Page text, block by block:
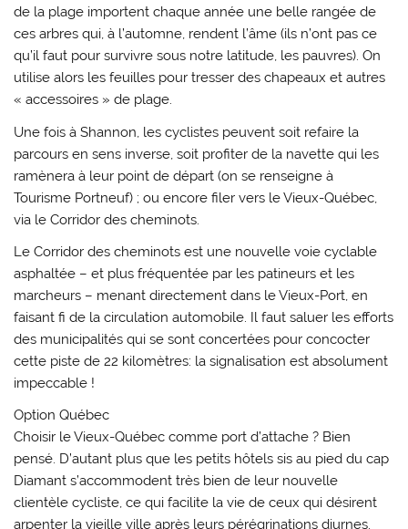
de la plage importent chaque année une belle rangée de
ces arbres qui, à l’automne, rendent l’âme (ils n’ont pas ce
qu’il faut pour survivre sous notre latitude, les pauvres). On
utilise alors les feuilles pour tresser des chapeaux et autres
« accessoires » de plage.
Une fois à Shannon, les cyclistes peuvent soit refaire la
parcours en sens inverse, soit profiter de la navette qui les
ramènera à leur point de départ (on se renseigne à
Tourisme Portneuf) ; ou encore filer vers le Vieux-Québec,
via le Corridor des cheminots.
Le Corridor des cheminots est une nouvelle voie cyclable
asphaltée – et plus fréquentée par les patineurs et les
marcheurs – menant directement dans le Vieux-Port, en
faisant fi de la circulation automobile. Il faut saluer les efforts
des municipalités qui se sont concertées pour concocter
cette piste de 22 kilomètres: la signalisation est absolument
impeccable !
Option Québec
Choisir le Vieux-Québec comme port d’attache ? Bien
pensé. D’autant plus que les petits hôtels sis au pied du cap
Diamant s’accommodent très bien de leur nouvelle
clientèle cycliste, ce qui facilite la vie de ceux qui désirent
arpenter la vieille ville après leurs pérégrinations diurnes.